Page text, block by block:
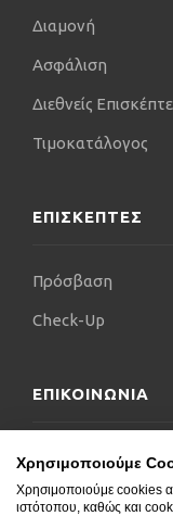
Διαμονή
Ασφάλιση
Διεθνείς
Τιμοκατάλογος
ΕΠΙΣΚΕΠΤΕΣ
Πρόσβαση
Check-Up
ΕΠΙΚΟΙΝΩΝΙΑ
Επικοινωνήστε
Δήλωση
Χρησιμοποιούμε
Χρησιμοποιούμε cookies
ιστότοπου, καθώς και